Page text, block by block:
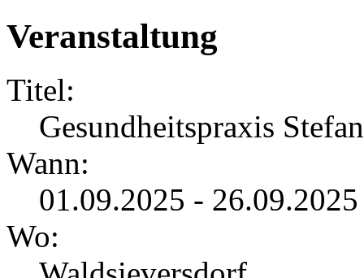
Veranstaltung
Titel:
Gesundheitspraxis
Wann:
01.09.2025 -
Wo: